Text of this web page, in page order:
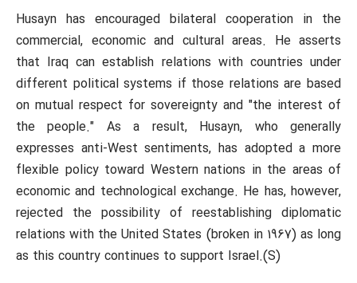
Husayn has encouraged bilateral cooperation in the
commercial, economic and cultural areas. He asserts
that Iraq can establish relations with countries under
different political systems if those relations are based
on mutual respect for sovereignty and "the interest of
the people." As a result, Husayn, who generally
expresses anti-West sentiments, has adopted a more
flexible policy toward Western nations in the areas of
economic and technological exchange. He has, however,
rejected the possibility of reestablishing diplomatic
relations with the United States (broken in 1967) as long
as this country continues to support Israel.(S)